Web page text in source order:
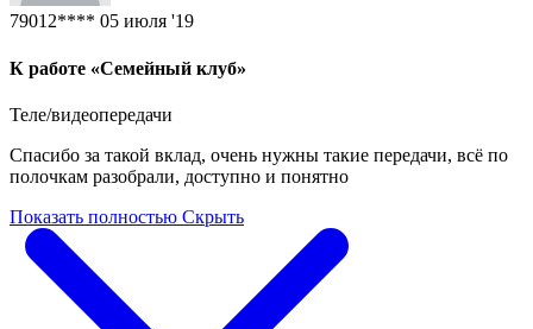
79012**** 05 июля '19
К работе «Семейный клуб»
Теле/видеопередачи
Спасибо за такой вклад, очень нужны такие передачи, всё по
полочкам разобрали, доступно и понятно
Показать полностью Скрыть